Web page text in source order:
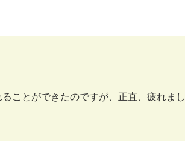
ことができたのですが、正直、疲れまし